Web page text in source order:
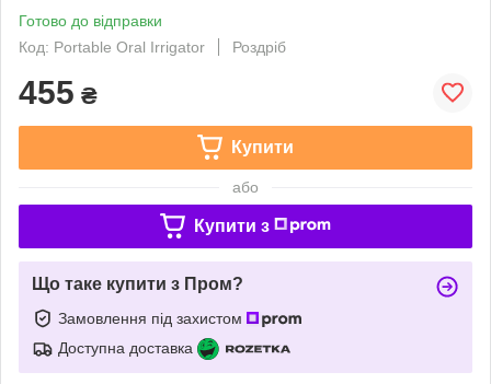
Готово до відправки
Код: Portable Oral Irrigator
Роздріб
455 ₴
Купити
або
Купити з
Що таке купити з Пром?
Замовлення під захистом
Доступна доставка